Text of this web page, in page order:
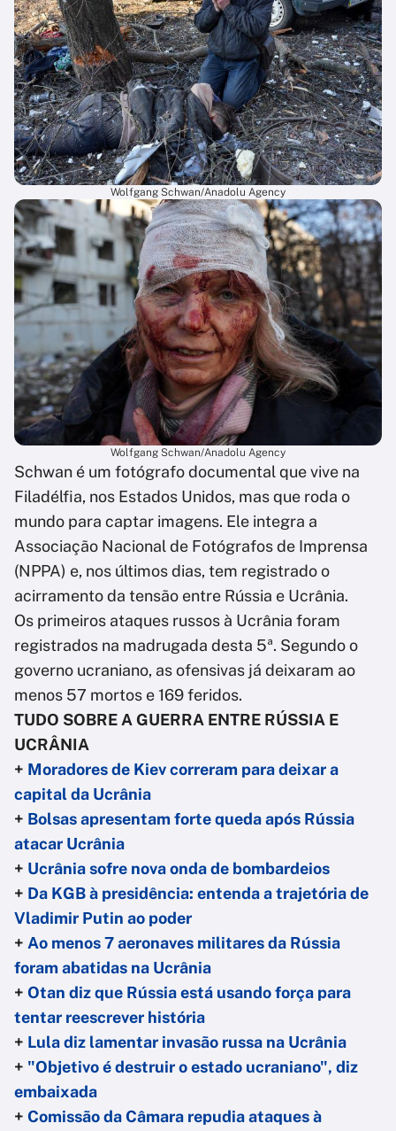
Wolfgang Schwan/Anadolu Agency
Wolfgang Schwan/Anadolu Agency
Schwan é um fotógrafo documental que vive na
Filadélfia, nos Estados Unidos, mas que roda o
mundo para captar imagens. Ele integra a
Associação Nacional de Fotógrafos de Imprensa
(NPPA) e, nos últimos dias, tem registrado o
acirramento da tensão entre Rússia e Ucrânia.
Os primeiros ataques russos à Ucrânia foram
registrados na madrugada desta 5ª. Segundo o
governo ucraniano, as ofensivas já deixaram ao
menos 57 mortos e 169 feridos.
TUDO SOBRE A GUERRA ENTRE RÚSSIA E
UCRÂNIA
+ Moradores de Kiev correram para deixar a
capital da Ucrânia
+ Bolsas apresentam forte queda após Rússia
atacar Ucrânia
+ Ucrânia sofre nova onda de bombardeios
+ Da KGB à presidência: entenda a trajetória de
Vladimir Putin ao poder
+ Ao menos 7 aeronaves militares da Rússia
foram abatidas na Ucrânia
+ Otan diz que Rússia está usando força para
tentar reescrever história
+ Lula diz lamentar invasão russa na Ucrânia
+ "Objetivo é destruir o estado ucraniano", diz
embaixada
+ Comissão da Câmara repudia ataques à